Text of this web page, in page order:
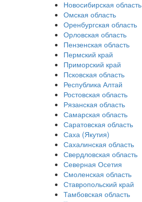
Новосибирская область
Омская область
Оренбургская область
Орловская область
Пензенская область
Пермский край
Приморский край
Псковская область
Республика Алтай
Ростовская область
Рязанская область
Самарская область
Саратовская область
Саха (Якутия)
Сахалинская область
Свердловская область
Северная Осетия
Смоленская область
Ставропольский край
Тамбовская область